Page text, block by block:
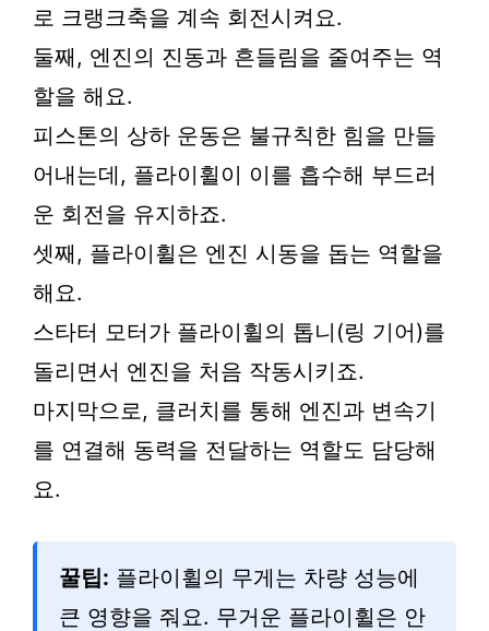
로 크랭크축을 계속 회전시켜요.
둘째, 엔진의 진동과 흔들림을 줄여주는 역
할을 해요.
피스톤의 상하 운동은 불규칙한 힘을 만들
어내는데, 플라이휠이 이를 흡수해 부드러
운 회전을 유지하죠.
셋째, 플라이휠은 엔진 시동을 돕는 역할을
해요.
스타터 모터가 플라이휠의 톱니(링 기어)를
돌리면서 엔진을 처음 작동시키죠.
마지막으로, 클러치를 통해 엔진과 변속기
를 연결해 동력을 전달하는 역할도 담당해
요.
꿀팁: 플라이휠의 무게는 차량 성능에
큰 영향을 줘요. 무거운 플라이휠은 안